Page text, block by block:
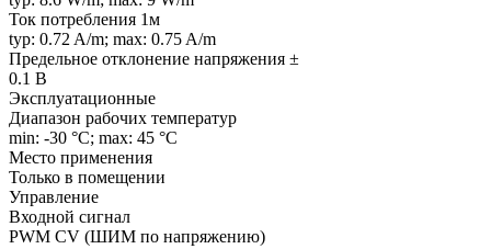
Ток потребления 1м
typ: 0.72 A/m; max: 0.75 A/m
Предельное отклонение напряжения ±
0.1 В
Эксплуатационные
Диапазон рабочих температур
min: -30 °C; max: 45 °C
Место применения
Только в помещении
Управление
Входной сигнал
PWM СV (ШИМ по напряжению)